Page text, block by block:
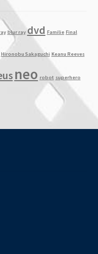
blur ray dvd Familie Final
Hironobu Sakaguchi Keanu Reeves
neo robot superhero